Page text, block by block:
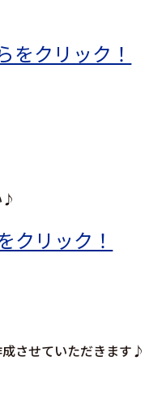
をクリック！
♪
クリック！
させていただきます♪